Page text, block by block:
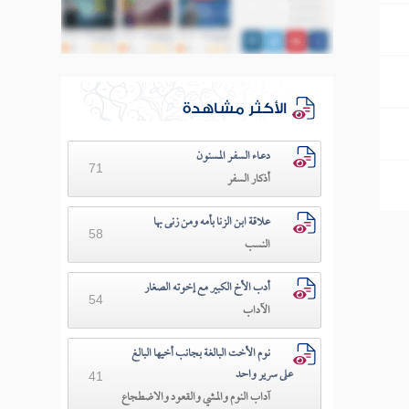
الأكثر مشاهدة
دعـاء السفـر المسنون
أذكار السفر
71
علاقة ابن الزنا بأمه ومن زنى بها
النسب
58
أدب الأخ الكبير مع إخوته الصغار
الآداب
54
نوم الأخت البالغة بجانب أخيها البالغ
على سرير واحد
آداب النوم والمشي والقعود والاضطجاع
41